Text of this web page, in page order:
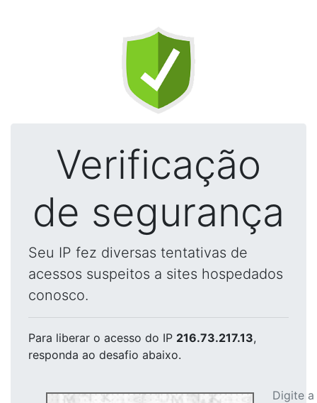
Verificação
de segurança
Seu IP fez diversas tentativas de
acessos suspeitos a sites hospedados
conosco.
Para liberar o acesso do IP 216.73.217.13,
responda ao desafio abaixo.
Digite